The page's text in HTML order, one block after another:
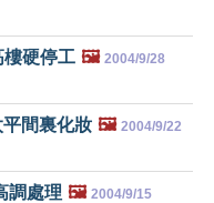
樓硬停工 🖼️ 2004/9/28
間裏化妝 🖼️ 2004/9/22
調處理 🖼️ 2004/9/15